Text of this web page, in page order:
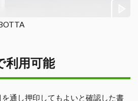
利用可能
通し押印してもよいと確認した書